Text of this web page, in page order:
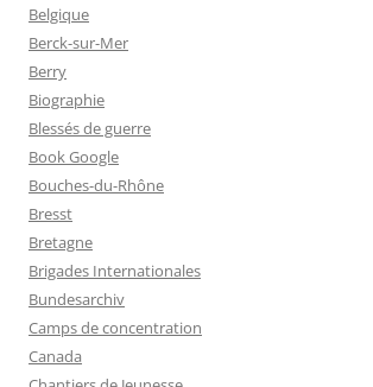
Belgique
Berck-sur-Mer
Berry
Biographie
Blessés de guerre
Book Google
Bouches-du-Rhône
Bresst
Bretagne
Brigades Internationales
Bundesarchiv
Camps de concentration
Canada